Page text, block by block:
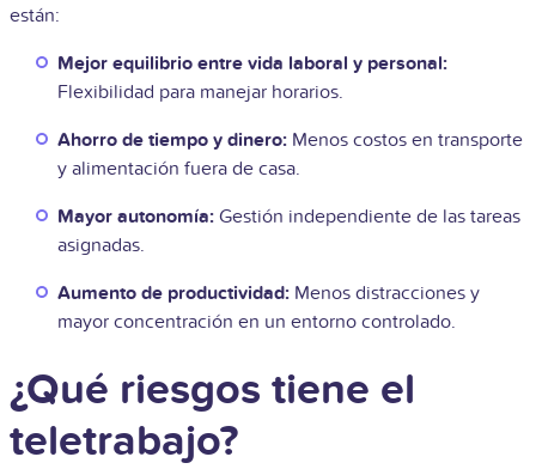
están:
Mejor equilibrio entre vida laboral y personal:
Flexibilidad para manejar horarios.
Ahorro de tiempo y dinero: Menos costos en transporte
y alimentación fuera de casa.
Mayor autonomía: Gestión independiente de las tareas
asignadas.
Aumento de productividad: Menos distracciones y
mayor concentración en un entorno controlado.
¿Qué riesgos tiene el
teletrabajo?